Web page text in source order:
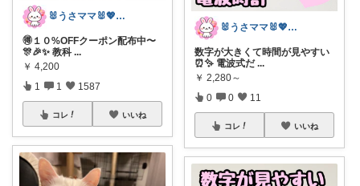
🐰うさママ🐰💖キッズ・ママの日常✨
🉐１０%OFFクーポン配布中〜
🎊🎉✨ 教科 ...
￥ 4,200
1 1 1587
コレ いいね
🐰うさママ🐰💖キッズ・ママの日常✨
数字が大きくて時間が見やすい
⏰✨ 電波式だ ...
￥ 2,280～
0 0 11
コレ いいね